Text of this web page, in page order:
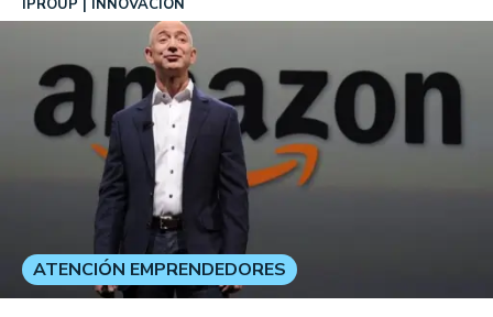
IPROUP INNOVACIÓN
ATENCIÓN EMPRENDEDORES